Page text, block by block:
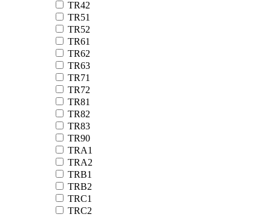
TR42
TR51
TR52
TR61
TR62
TR63
TR71
TR72
TR81
TR82
TR83
TR90
TRA1
TRA2
TRB1
TRB2
TRC1
TRC2